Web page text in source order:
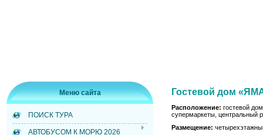
Меню сайта
ПОИСК ТУРА
АВТОБУСОМ К МОРЮ 2026
Гостевой дом
Расположение: гостевой
супермаркеты, центральный
Размещение: